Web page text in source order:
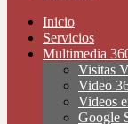
Inicio
Servicios
Multimedia
Visitas
Video
Videos
Google